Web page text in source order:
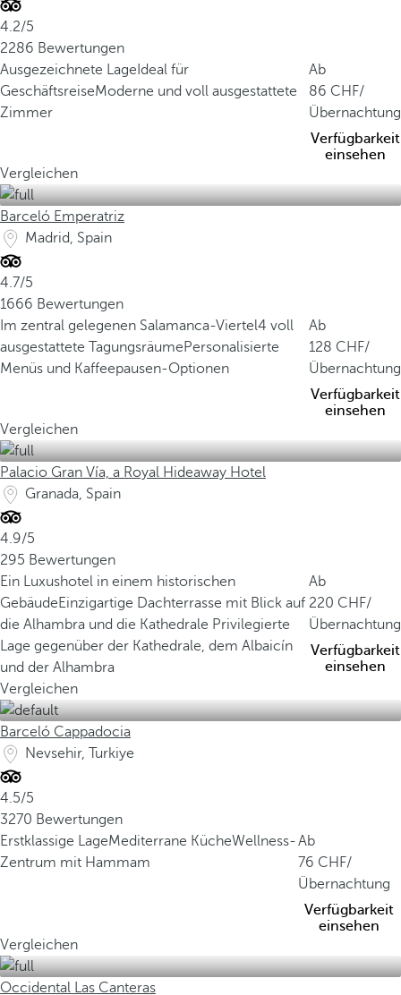
4.2/5
2286 Bewertungen
Ausgezeichnete Lage Ideal für
GeschäftsreiseModerne und voll ausgestattete
Zimmer
Ab
86
/
Übernachtung
Verfügbarkeit
einsehen
Vergleichen
Barceló Emperatriz
Madrid, Spain
4.7/5
1666 Bewertungen
Im zentral gelegenen Salamanca-Viertel4 voll
ausgestattete TagungsräumePersonalisierte
Menüs und Kaffeepausen-Optionen
Ab
128
/
Übernachtung
Verfügbarkeit
einsehen
Vergleichen
Palacio Gran Vía, a Royal Hideaway Hotel
Granada, Spain
4.9/5
295 Bewertungen
Ein Luxushotel in einem historischen
GebäudeEinzigartige Dachterrasse mit Blick auf
die Alhambra und die Kathedrale Privilegierte
Lage gegenüber der Kathedrale, dem Albaicín
und der Alhambra
Ab
220
/
Übernachtung
Verfügbarkeit
einsehen
Vergleichen
Barceló Cappadocia
Nevsehir, Turkiye
4.5/5
3270 Bewertungen
Erstklassige LageMediterrane KücheWellness-
Zentrum mit Hammam
Ab
76
/
Übernachtung
Verfügbarkeit
einsehen
Vergleichen
Occidental Las Canteras